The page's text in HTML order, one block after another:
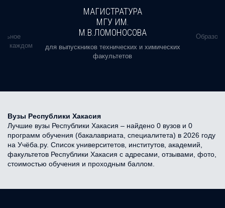
в каждом
МАГИСТРАТУРА
МГУ ИМ.
М.В.ЛОМОНОСОВА
для выпускников технических и химических
факультетов
Вузы Республики Хакасия
Лучшие вузы Республики Хакасия – найдено 0 вузов и 0
программ обучения (бакалавриата, специалитета) в 2026 году
на Учёба.ру. Список университетов, институтов, академий,
факультетов Республики Хакасия с адресами, отзывами, фото,
стоимостью обучения и проходным баллом.